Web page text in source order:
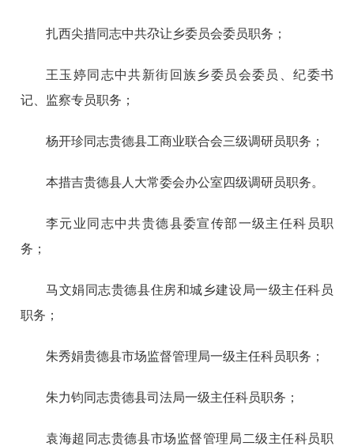
扎西尖措同志中共尕让乡委员会委员职务；
王玉婷同志中共新街回族乡委员会委员、纪委书
记、监察专员职务；
杨开珍同志贵德县工商业联合会三级调研员职务；
本措吉贵德县人大常委会办公室四级调研员职务。
李元业同志中共贵德县委宣传部一级主任科员职
务；
马文娟同志贵德县住房和城乡建设局一级主任科员
职务；
朱秀娟贵德县市场监督管理局一级主任科员职务；
朱力钧同志贵德县司法局一级主任科员职务；
袁海超同志贵德县市场监督管理局二级主任科员职